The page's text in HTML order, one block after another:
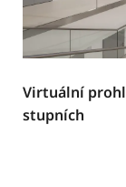
Virtuální
stupních